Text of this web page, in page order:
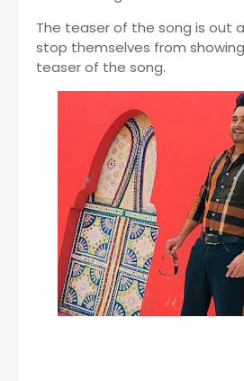
The teaser of the song is out
stop themselves from
teaser of the song.